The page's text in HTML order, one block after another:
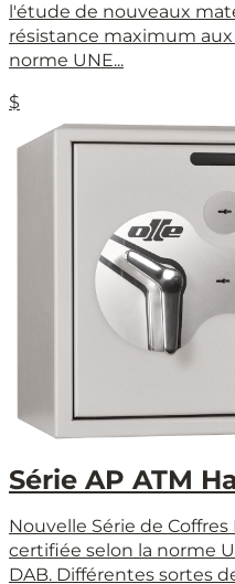
l'étude de nouveaux
résistance maximum
norme UNE...
$
Série AP ATM
Nouvelle Série de
certifiée selon la norme
DAB. Différentes sortes